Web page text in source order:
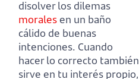
disolver los dilemas
moralesen un baño
cálido de buenas
intenciones. Cuando
hacer lo correcto también
sirve en tu interés propio,